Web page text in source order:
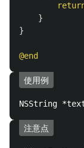
}
}
@end
使用例
注意点